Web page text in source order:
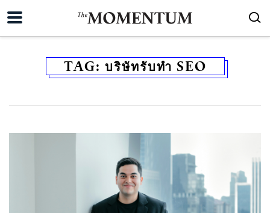
TAG: บริษัทรับทำ SEO